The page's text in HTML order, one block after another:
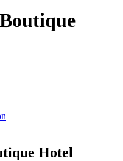
Hotel